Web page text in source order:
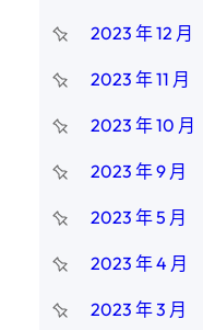
2023 年 12 月
2023 年 11 月
2023 年 10 月
2023 年 9 月
2023 年 5 月
2023 年 4 月
2023 年 3 月